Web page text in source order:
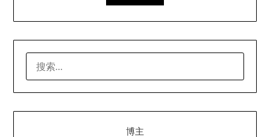
索：
博主